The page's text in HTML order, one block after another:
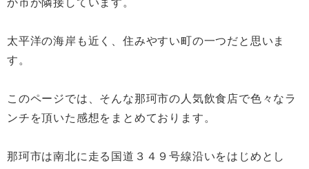
か市が隣接しています。
太平洋の海岸も近く、住みやすい町の一つだと思いま
す。
このページでは、そんな那珂市の人気飲食店で色々なラ
ンチを頂いた感想をまとめております。
那珂市は南北に走る国道３４９号線沿いをはじめとし